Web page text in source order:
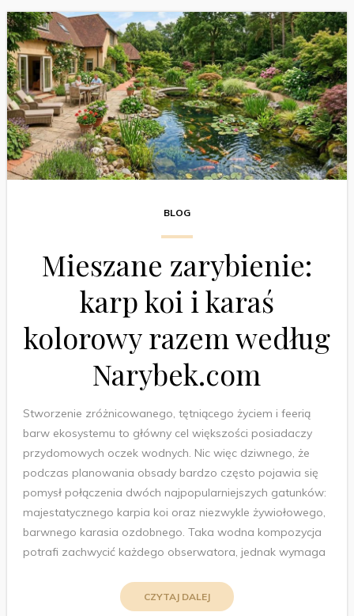
BLOG
Mieszane zarybienie:
karp koi i karaś
kolorowy razem według
Narybek.com
Stworzenie zróżnicowanego, tętniącego życiem i feerią
barw ekosystemu to główny cel większości posiadaczy
przydomowych oczek wodnych. Nic więc dziwnego, że
podczas planowania obsady bardzo często pojawia się
pomysł połączenia dwóch najpopularniejszych gatunków:
majestatycznego karpia koi oraz niezwykle żywiołowego,
barwnego karasia ozdobnego. Taka wodna kompozycja
potrafi zachwycić każdego obserwatora, jednak wymaga
CZYTAJ DALEJ